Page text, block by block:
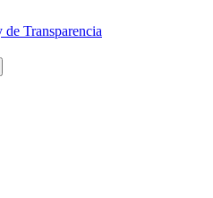
Transparencia